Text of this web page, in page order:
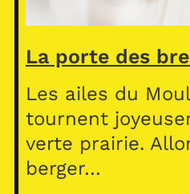
La porte des
Les ailes du
tournent
verte prairie.
berger…